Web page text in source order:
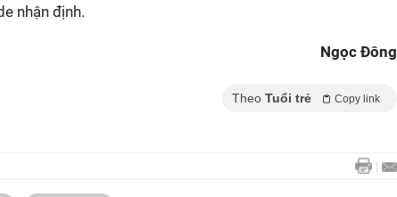
nhận định.
Ngọc Đông
Theo Tuổi trẻ Copy link